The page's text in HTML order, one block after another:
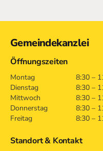
Gemeindekanzlei
Öffnungszeiten
Montag
8:30 –
Dienstag
8:30 –
Mittwoch
8:30 –
Donnerstag
8:30 –
Freitag
8:30 –
Standort & Kontakt